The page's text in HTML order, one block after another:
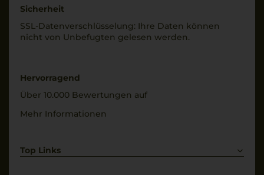
Sicherheit
SSL-Daten­verschlüs­selung: Ihre Daten können
nicht von Unbe­fugten gelesen werden.
Hervorragend
Über 10.000 Bewertungen auf
Mehr Informationen
Top Links